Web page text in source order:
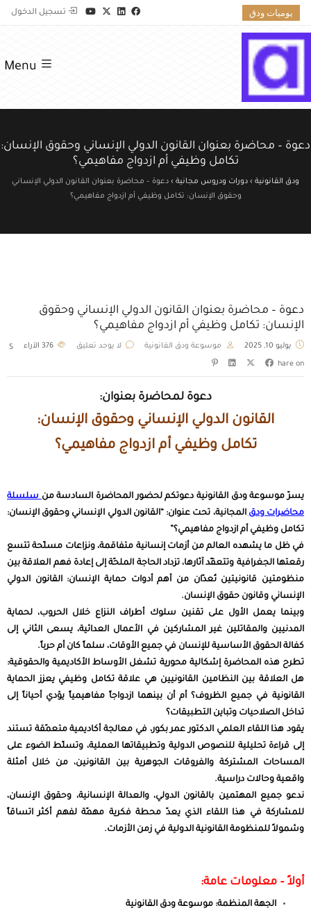
يوميات ودق تسجيل الدخول
Menu
دعوة – محاضرة بعنوان القانون الدولي الإنساني وحقوق الإنسان:
تكامل وظيفي أم ازدواج مفاهيمي؟
ودق القانونية › دورات ودروس مجانية › دعوة – محاضرة بعنوان القانون الدولي الإنساني
وحقوق الإنسان: تكامل وظيفي أم ازدواج مفاهيمي؟
دعوة – محاضرة بعنوان القانون الدولي الإنساني وحقوق
الإنسان: تكامل وظيفي أم ازدواج مفاهيمي؟
يوليو 10, 2025 موسوعة ودق القانونية لا يوجد تعليق الآراء
S
hare on
دعوة لمحاضرة بعنوان:
القانون الدولي الإنساني وحقوق الإنسان:
تكامل وظيفي أم ازدواج مفاهيمي؟
يسرّ موسوعة ودق القانونية دعوتكم لحضور المحاضرة السادسة من سلسلة
محاضرات ودقالمجانية، تحت عنوان: “القانون الدولي الإنساني وحقوق الإنسان:
تكامل وظيفي أم ازدواج مفاهيمي؟”
في ظل ما يشهده العالم من أزمات إنسانية متفاقمة، ونزاعات مسلّحة تتسع
رقعتها الجغرافية وتتعقّد آثارها، تزداد الحاجة الملحّة إلى إعادة فهم العلاقة بين
منظومتين قانونيتين تُعدّان من أهم أدوات حماية الإنسان: القانون الدولي
الإنساني وقانون حقوق الإنسان.
وبينما يعمل الأول على تقنين سلوك أطراف النزاع خلال الحروب، لحماية
المدنيين والمقاتلين غير المشاركين في الأعمال العدائية، يسعى الثاني إلى
كفالة الحقوق الأساسية للإنسان في جميع الأوقات، سلماً كان أم حرباً.
تطرح هذه المحاضرة إشكالية محورية تشغل الأوساط الأكاديمية والحقوقية:
هل العلاقة بين النظامين القانونيين هي علاقة تكامل وظيفي يعزز الحماية
القانونية في جميع الظروف؟ أم أن بينهما ازدواجاً مفاهيمياً يؤدي أحياناً إلى
تداخل الصلاحيات وتباين التطبيقات؟
يقود هذا اللقاء العلمي الدكتور عمر بكور، في معالجة أكاديمية متعمّقة تستند
إلى قراءة تحليلية للنصوص الدولية وتطبيقاتها العملية، وتسلّط الضوء على
المساحات المشتركة والفروقات الجوهرية بين القانونين، من خلال أمثلة
واقعية وحالات دراسية.
ندعو جميع المهتمين بالقانون الدولي، والعدالة الإنسانية، وحقوق الإنسان،
للمشاركة في هذا اللقاء الذي يعدّ محطة فكرية مهمّة لفهم أكثر اتساقاً
وشمولاً للمنظومة القانونية الدولية في زمن الأزمات.
أولاً – معلومات عامة:
الجهة المنظمة: موسوعة ودق القانونية